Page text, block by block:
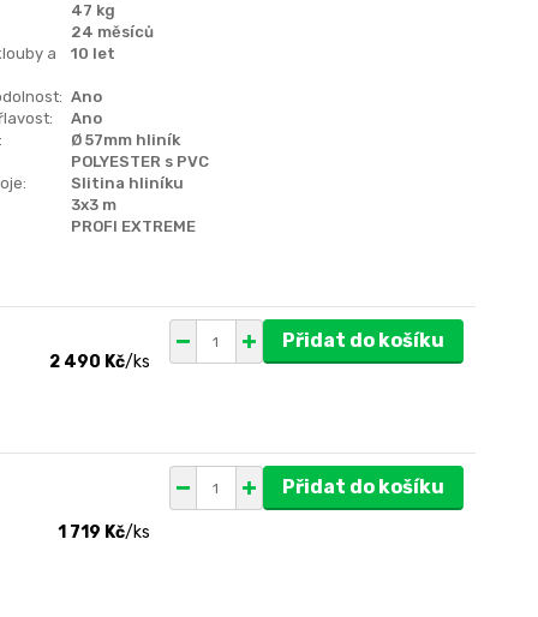
47 kg
24 měsíců
a
10 let
Ano
Ano
Ø 57mm hliník
POLYESTER s PVC
Slitina hliníku
3x3 m
PROFI EXTREME
2 490 Kč/ks
Přidat do košíku
1 719 Kč/ks
Přidat do košíku